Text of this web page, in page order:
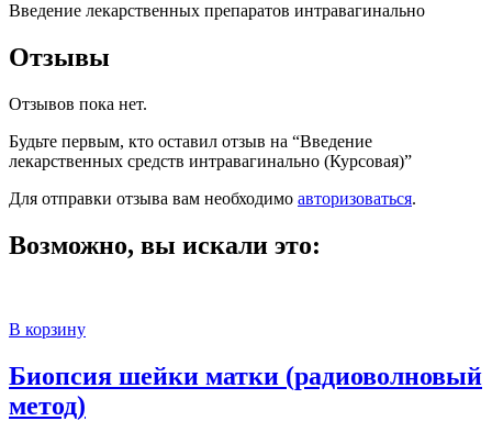
Введение лекарственных препаратов интравагинально
Отзывы
Отзывов пока нет.
Будьте первым, кто оставил отзыв на “Введение
лекарственных средств интравагинально (Курсовая)”
Для отправки отзыва вам необходимо авторизоваться.
Возможно, вы искали это:
В корзину
Биопсия шейки матки (радиоволновый
метод)